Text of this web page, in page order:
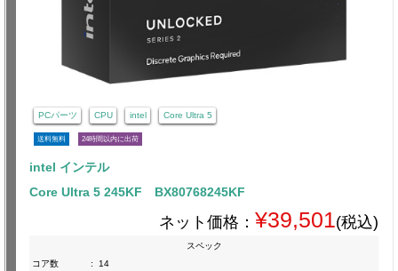
PCパーツ CPU intel Core Ultra 5
送料無料 24時間以内に出荷
intel インテル
Core Ultra 5 245KF BX80768245KF
ネット価格： ¥39,501 (税込)
スペック
コア数
:
14